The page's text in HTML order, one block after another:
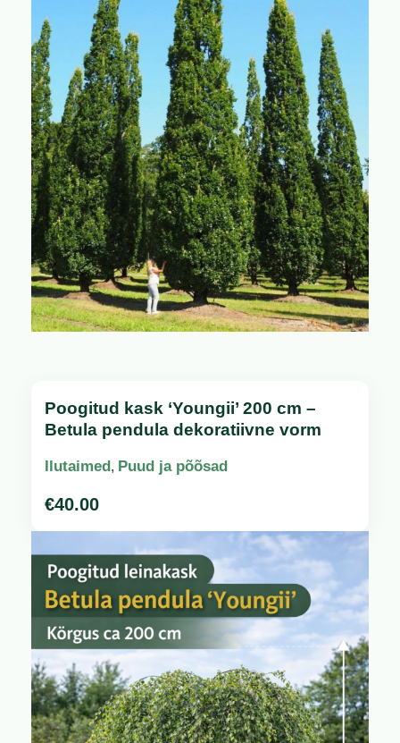
Poogitud kask ‘Youngii’ 200 cm –
Betula pendula dekoratiivne vorm
Ilutaimed, Puud ja põõsad
€40.00